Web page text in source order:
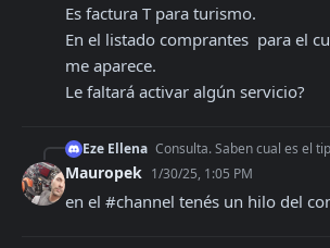
Es factura T para turismo.
En el listado comprantes  para el
me aparece.
Le faltará activar algún servicio?
Eze Ellena Consulta. Saben cual es el tipo de comprobate T. Es decir el número y si cambia el
Mauropek 1/30/25, 1:05 PM
en el #channel tenés un hilo del